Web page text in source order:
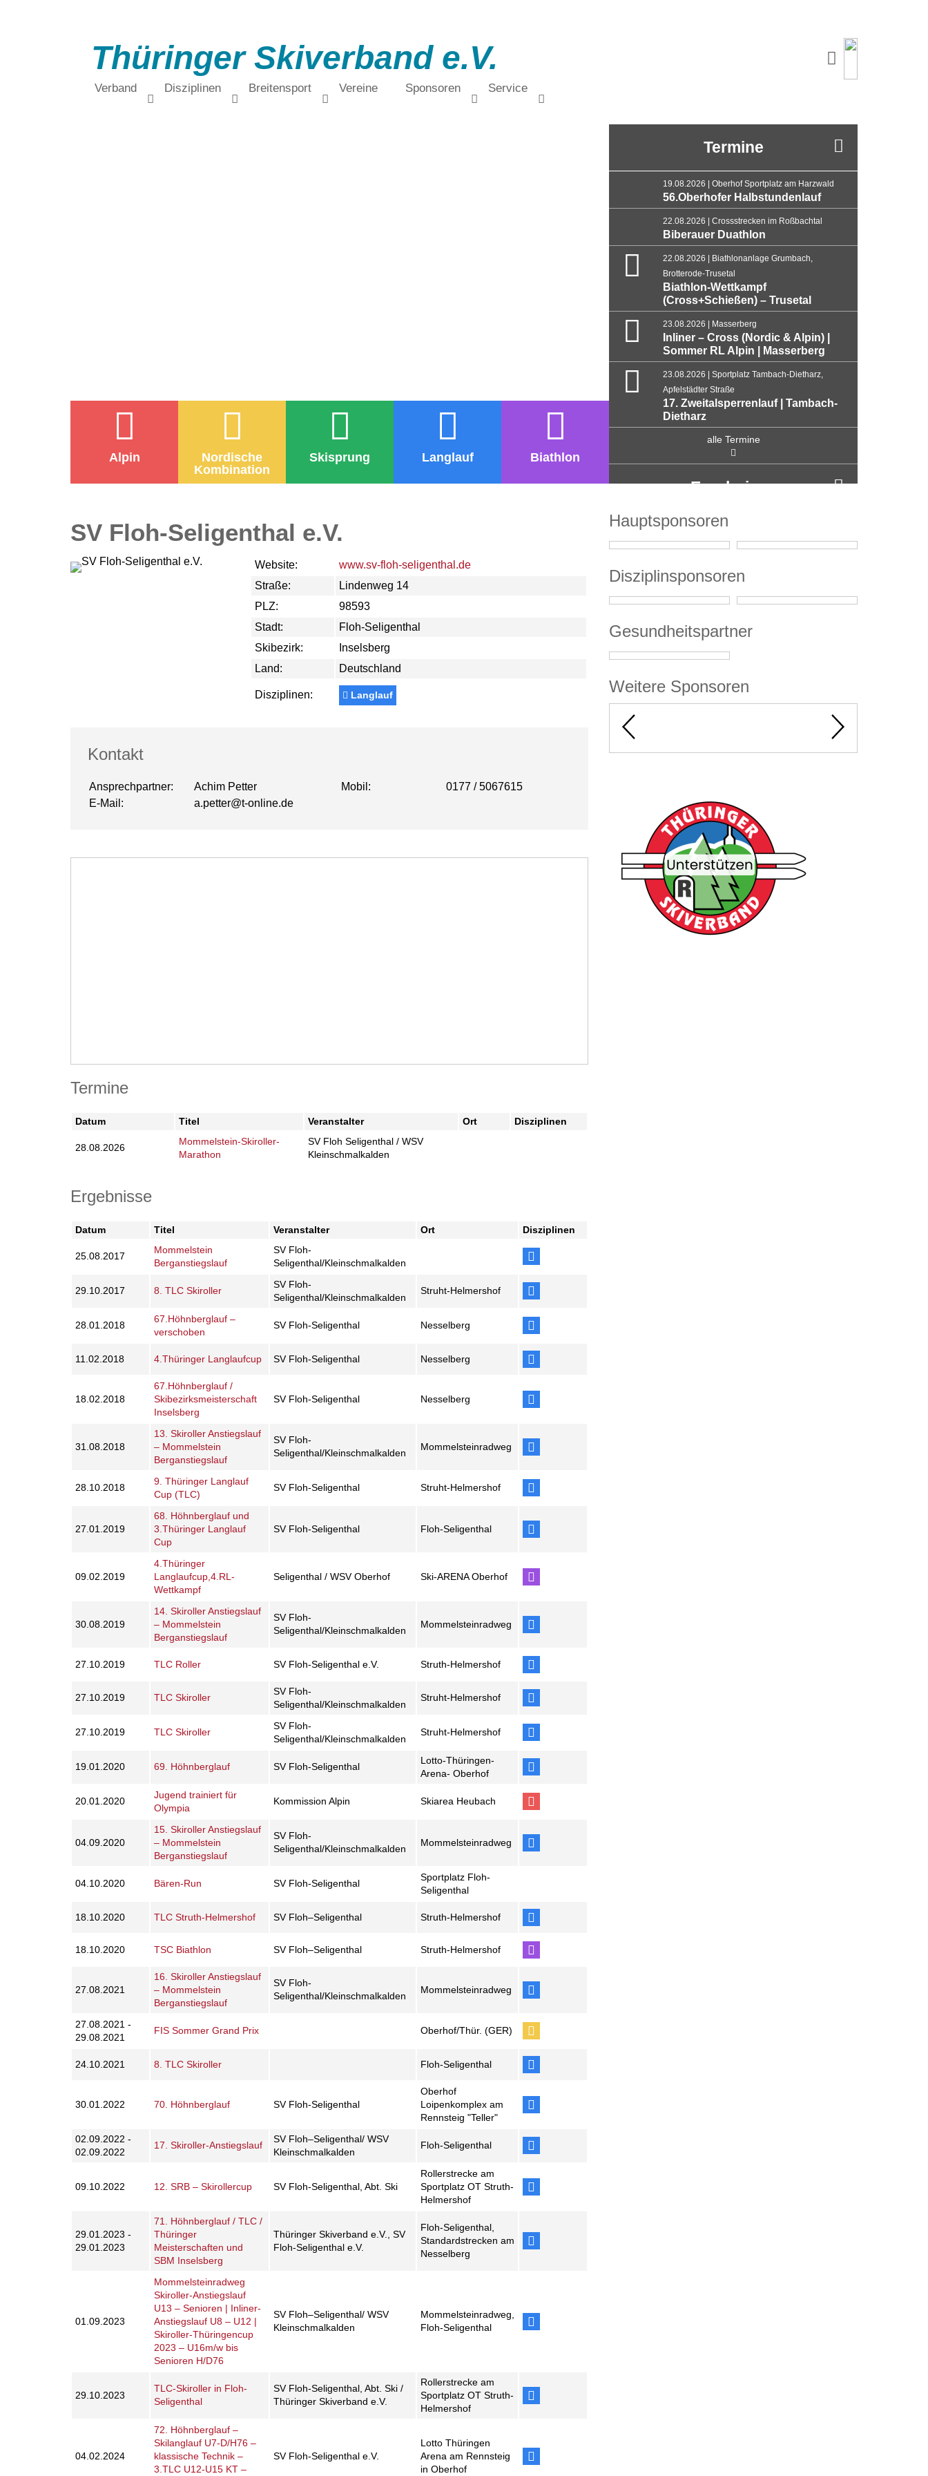
Thüringer Skiverband e.V.
Verband Disziplinen Breitensport Vereine Sponsoren Service
Alpin
Nordische
Kombination
Skisprung Langlauf Biathlon
Termine
19.08.2026 | Oberhof Sportplatz am Harzwald
56.Oberhofer Halbstundenlauf
22.08.2026 | Crossstrecken im Roßbachtal
Biberauer Duathlon
22.08.2026 | Biathlonanlage Grumbach,
Brotterode-Trusetal
Biathlon-Wettkampf
(Cross+Schießen) – Trusetal
23.08.2026 | Masserberg
Inliner – Cross (Nordic & Alpin) |
Sommer RL Alpin | Masserberg
23.08.2026 | Sportplatz Tambach-Dietharz,
Apfelstädter Straße
17. Zweitalsperrenlauf | Tambach-
Dietharz
alle Termine
Ergebnisse
SV Floh-Seligenthal e.V.
Website:
www.sv-floh-seligenthal.de
Straße:
Lindenweg 14
PLZ:
98593
Stadt:
Floh-Seligenthal
Skibezirk:
Inselsberg
Land:
Deutschland
Disziplinen: Langlauf
Kontakt
Ansprechpartner:
Achim Petter
E-Mail:
a.petter@t-online.de
Mobil: 0177 / 5067615
Termine
Datum Titel Veranstalter Ort Disziplinen
28.08.2026
Mommelstein-Skiroller-
Marathon
SV Floh Seligenthal / WSV
Kleinschmalkalden
Ergebnisse
Datum Titel Veranstalter Ort Disziplinen
25.08.2017
Mommelstein
Berganstiegslauf
SV Floh-
Seligenthal/Kleinschmalkalden
29.10.2017 8. TLC Skiroller
SV Floh-
Seligenthal/Kleinschmalkalden
Struht-Helmershof
28.01.2018
67.Höhnberglauf –
verschoben
SV Floh-Seligenthal Nesselberg
11.02.2018 4.Thüringer Langlaufcup SV Floh-Seligenthal Nesselberg
18.02.2018
67.Höhnberglauf /
Skibezirksmeisterschaft
Inselsberg
SV Floh-Seligenthal Nesselberg
31.08.2018
13. Skiroller Anstiegslauf
– Mommelstein
Berganstiegslauf
SV Floh-
Seligenthal/Kleinschmalkalden
Mommelsteinradweg
28.10.2018
9. Thüringer Langlauf
Cup (TLC)
SV Floh-Seligenthal Struht-Helmershof
27.01.2019
68. Höhnberglauf und
3.Thüringer Langlauf
Cup
SV Floh-Seligenthal Floh-Seligenthal
09.02.2019
4.Thüringer
Langlaufcup,4.RL-
Wettkampf
Seligenthal / WSV Oberhof Ski-ARENA Oberhof
30.08.2019
14. Skiroller Anstiegslauf
– Mommelstein
Berganstiegslauf
SV Floh-
Seligenthal/Kleinschmalkalden
Mommelsteinradweg
27.10.2019 TLC Roller SV Floh-Seligenthal e.V. Struth-Helmershof
27.10.2019 TLC Skiroller
SV Floh-
Seligenthal/Kleinschmalkalden
Struht-Helmershof
27.10.2019 TLC Skiroller
SV Floh-
Seligenthal/Kleinschmalkalden
Struht-Helmershof
19.01.2020 69. Höhnberglauf SV Floh-Seligenthal
Lotto-Thüringen-
Arena- Oberhof
20.01.2020
Jugend trainiert für
Olympia
Kommission Alpin Skiarea Heubach
04.09.2020
15. Skiroller Anstiegslauf
– Mommelstein
Berganstiegslauf
SV Floh-
Seligenthal/Kleinschmalkalden
Mommelsteinradweg
04.10.2020 Bären-Run SV Floh-Seligenthal
Sportplatz Floh-
Seligenthal
18.10.2020 TLC Struth-Helmershof SV Floh–Seligenthal Struth-Helmershof
18.10.2020 TSC Biathlon SV Floh–Seligenthal Struth-Helmershof
27.08.2021
16. Skiroller Anstiegslauf
– Mommelstein
Berganstiegslauf
SV Floh-
Seligenthal/Kleinschmalkalden
Mommelsteinradweg
27.08.2021 -
29.08.2021
FIS Sommer Grand Prix Oberhof/Thür. (GER)
24.10.2021 8. TLC Skiroller Floh-Seligenthal
30.01.2022 70. Höhnberglauf SV Floh-Seligenthal
Oberhof
Loipenkomplex am
Rennsteig "Teller"
02.09.2022 -
02.09.2022
17. Skiroller-Anstiegslauf
SV Floh–Seligenthal/ WSV
Kleinschmalkalden
Floh-Seligenthal
09.10.2022 12. SRB – Skirollercup SV Floh-Seligenthal, Abt. Ski
Rollerstrecke am
Sportplatz OT Struth-
Helmershof
29.01.2023 -
29.01.2023
71. Höhnberglauf / TLC /
Thüringer
Meisterschaften und
SBM Inselsberg
Thüringer Skiverband e.V., SV
Floh-Seligenthal e.V.
Floh-Seligenthal,
Standardstrecken am
Nesselberg
01.09.2023
Mommelsteinradweg
Skiroller-Anstiegslauf
U13 – Senioren | Inliner-
Anstiegslauf U8 – U12 |
Skiroller-Thüringencup
2023 – U16m/w bis
Senioren H/D76
SV Floh–Seligenthal/ WSV
Kleinschmalkalden
Mommelsteinradweg,
Floh-Seligenthal
29.10.2023
TLC-Skiroller in Floh-
Seligenthal
SV Floh-Seligenthal, Abt. Ski /
Thüringer Skiverband e.V.
Rollerstrecke am
Sportplatz OT Struth-
Helmershof
04.02.2024
72. Höhnberglauf –
Skilanglauf U7-D/H76 –
klassische Technik –
3.TLC U12-U15 KT –
SV Floh-Seligenthal e.V.
Lotto Thüringen
Arena am Rennsteig
in Oberhof
Hauptsponsoren
Disziplinsponsoren
Gesundheitspartner
Weitere Sponsoren